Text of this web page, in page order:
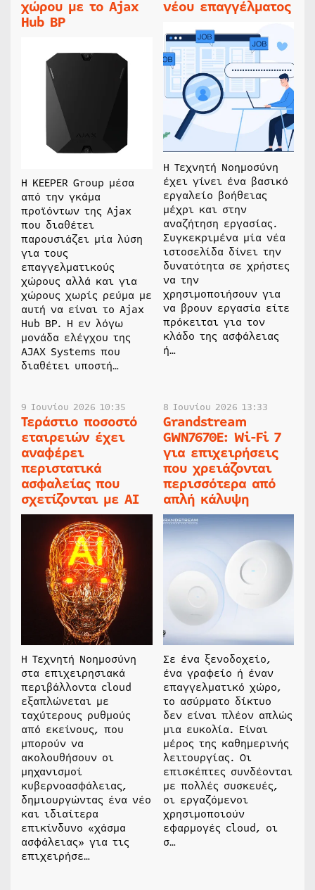
χώρου με το Ajax
Hub BP
Η KEEPER Group μέσα
από την γκάμα
προϊόντων της Ajax
που διαθέτει
παρουσιάζει μία λύση
για τους
επαγγελματικούς
χώρους αλλά και για
χώρους χωρίς ρεύμα με
αυτή να είναι το Ajax
Hub BP. Η εν λόγω
μονάδα ελέγχου της
AJAX Systems που
διαθέτει υποστή…
νέου επαγγέλματος
Η Τεχνητή Νοημοσύνη
έχει γίνει ένα βασικό
εργαλείο βοήθειας
μέχρι και στην
αναζήτηση εργασίας.
Συγκεκριμένα μία νέα
ιστοσελίδα δίνει την
δυνατότητα σε χρήστες
να την
χρησιμοποιήσουν για
να βρουν εργασία είτε
πρόκειται για τον
κλάδο της ασφάλειας
ή…
9 Ιουνίου 2026 10:35
Τεράστιο ποσοστό
εταιρειών έχει
αναφέρει
περιστατικά
ασφαλείας που
σχετίζονται με AI
Η Τεχνητή Νοημοσύνη
στα επιχειρησιακά
περιβάλλοντα cloud
εξαπλώνεται με
ταχύτερους ρυθμούς
από εκείνους, που
μπορούν να
ακολουθήσουν οι
μηχανισμοί
κυβερνοασφάλειας,
δημιουργώντας ένα νέο
και ιδιαίτερα
επικίνδυνο «χάσμα
ασφάλειας» για τις
επιχειρήσε…
8 Ιουνίου 2026 13:33
Grandstream
GWN7670E: Wi-Fi 7
για επιχειρήσεις
που χρειάζονται
περισσότερα από
απλή κάλυψη
Σε ένα ξενοδοχείο,
ένα γραφείο ή έναν
επαγγελματικό χώρο,
το ασύρματο δίκτυο
δεν είναι πλέον απλώς
μια ευκολία. Είναι
μέρος της καθημερινής
λειτουργίας. Οι
επισκέπτες συνδέονται
με πολλές συσκευές,
οι εργαζόμενοι
χρησιμοποιούν
εφαρμογές cloud, οι
σ…